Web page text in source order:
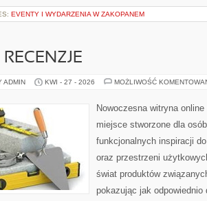
EVENTY I WYDARZENIA W ZAKOPANEM
RECENZJE
ADMIN KWI - 27 - 2026 MOŻLIWOŚĆ
Nowoczesna witryna
miejsce stworzone dla
funkcjonalnych inspiracji
oraz przestrzeni
świat produktów
pokazując jak odpowiednio